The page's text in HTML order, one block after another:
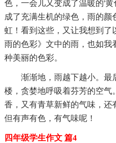
色，一会儿又变成了温暖的'
成了充满生机的绿色，雨的
虹！看到这些，又让我想到
雨的色彩》文中的雨，也如我
种美丽的色彩。
渐渐地，雨越下越小。最
楼，贪婪地呼吸着芬芳的空气
香，又有青草新鲜的气味，还
但有声有色，有气味呢！
四年级学生作文 篇4